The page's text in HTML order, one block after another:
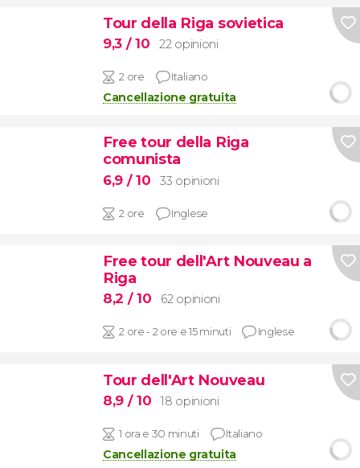
Tour della Riga sovietica
9,3 / 10 22 opinioni
2 ore Italiano
Cancellazione gratuita
Free tour della Riga
comunista
6,9 / 10 33 opinioni
2 ore Inglese
Free tour dell'Art Nouveau a
Riga
8,2 / 10 62 opinioni
2 ore - 2 ore e 15 minuti Inglese
Tour dell'Art Nouveau
8,9 / 10 18 opinioni
1 ora e 30 minuti Italiano
Cancellazione gratuita